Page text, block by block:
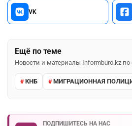
VK
Ещё по теме
Новости и материалы Informburo.kz
КНБ МИГРАЦИОННАЯ
ПОДПИШИТЕСЬ НА НАС